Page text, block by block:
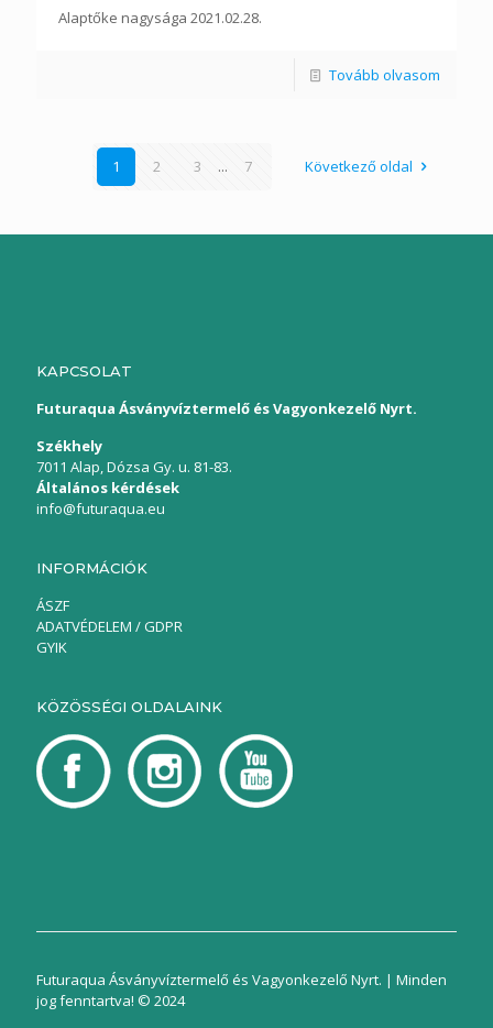
Alaptőke nagysága 2021.02.28.
Tovább olvasom
1 2 3 ... 7 Következő oldal
KAPCSOLAT
Futuraqua Ásványvíztermelő és Vagyonkezelő Nyrt.
Székhely
7011 Alap, Dózsa Gy. u. 81-83.
Általános kérdések
info@futuraqua.eu
INFORMÁCIÓK
ÁSZF
ADATVÉDELEM / GDPR
GYIK
KÖZÖSSÉGI OLDALAINK
Futuraqua Ásványvíztermelő és Vagyonkezelő Nyrt. | Minden
jog fenntartva! © 2024